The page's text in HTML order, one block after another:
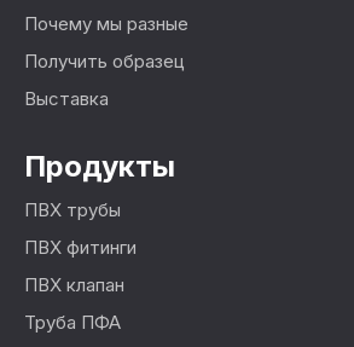
Почему мы разные
Получить образец
Выставка
Продукты
ПВХ трубы
ПВХ фитинги
ПВХ клапан
Труба ПФА